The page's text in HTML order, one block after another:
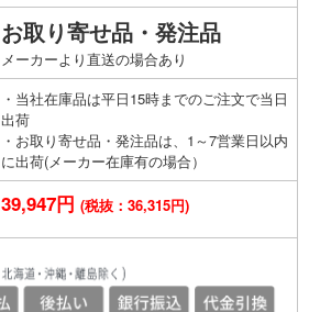
お取り寄せ品・発注品
メーカーより直送の場合あり
・当社在庫品は平日15時までのご注文で当日
出荷
・お取り寄せ品・発注品は、1～7営業日以内
に出荷(メーカー在庫有の場合）
39,947円 (税抜：36,315円)